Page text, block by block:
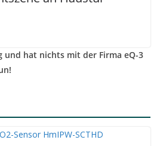
und hat nichts mit der Firma eQ-3